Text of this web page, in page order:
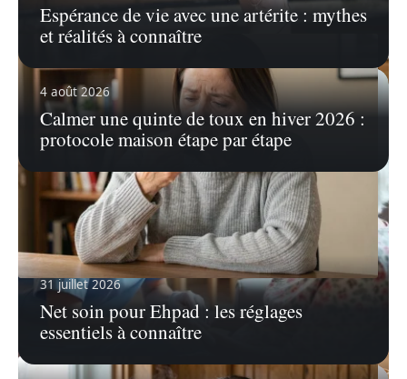
4 août 2026
Calmer une quinte de toux en hiver 2026 :
protocole maison étape par étape
Espérance de vie avec une artérite : mythes
et réalités à connaître
31 juillet 2026
Net soin pour Ehpad : les réglages
essentiels à connaître
6 août 2026
Tâche noire sous l’ongle : comment décrire vos
symptômes au médecin ?